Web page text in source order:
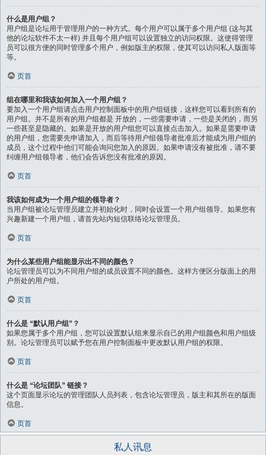
什么是用户组？
用户组是论坛用于管理用户的一种方式。每个用户可以属于多个用户组 (这与其
他的论坛软件不太一样) 并且每个用户组可以设置独立的访问权限。这使得管理
员可以很方便的同时管理多个用户，例如版主的权限，使其可以访问私人版面等
等。
页首
组在哪里和我该如何加入一个用户组？
要加入一个用户组请点击用户控制面板中的用户组链接，这样您可以看到所有的
用户组。并不是所有的用户组都是 开放的，一些需要申请，一些是关闭的，而另
一些甚至是隐藏的。如果是开放的用户组您可以直接点击加入。如果是需要申请
的用户组，您需要先申请加入，而后等待用户组领导者批准后才能成为用户组的
成员，这个过程中他们可能会询问您加入的原因。如果申请没有被批准，请不要
纠缠用户组领导者，他们会告诉您没有批准的原因。
页首
我该如何成为一个用户组的领导者？
当用户组被论坛管理员建立并初始化时，同时会设置一个用户组领导。如果您有
兴趣新建一个用户组，请首先站内短信联络论坛管理员。
页首
为什么某些用户组能显示出不同的颜色？
论坛管理员可以为不同用户组的成员设置不同的颜色。这样方便区分版面上的用
户所处的用户组。
页首
什么是 “默认用户组”？
如果您属于多个用户组，您可以设置默认组来显示自己的用户组颜色和用户组级
别。论坛管理员可以赋予您在用户控制面板中更改默认用户组的权限。
页首
什么是 “论坛团队” 链接？
这个页面显示论坛的管理团队人员列表，包含论坛管理员，版主和其所在的版面
信息。
页首
私人讯息